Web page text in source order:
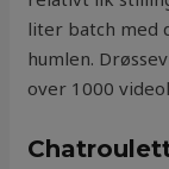
liter batch med
humlen.
over 1000